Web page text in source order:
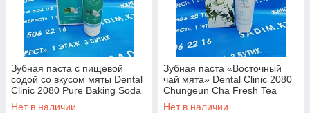
Зубная паста с пищевой
содой со вкусом мяты Dental
Clinic 2080 Pure Baking Soda
Toothpaste Fresh-Mint
Нет в наличии
Зубная паста «Восточный
чай мята» Dental Clinic 2080
Chungeun Cha Fresh Tea
Нет в наличии